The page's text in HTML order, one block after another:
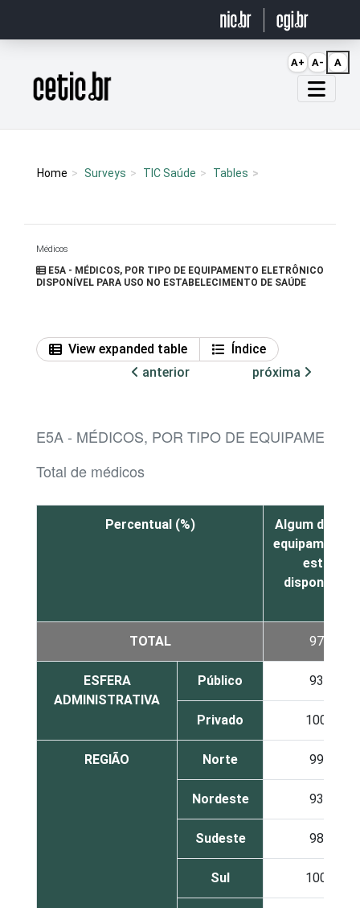
Página inicial
Home Surveys TIC Saúde Tables
Médicos
E5A - MÉDICOS, POR TIPO DE EQUIPAMENTO ELETRÔNICO
DISPONÍVEL PARA USO NO ESTABELECIMENTO DE SAÚDE
View expanded table
Índice
anterior
próxima
E5A - MÉDICOS, POR TIPO DE
Total de médicos
Percentual (%)
Algum destes
equipamentos
está
disponível¹
TOTAL 97
ESFERA
ADMINISTRATIVA
Público 93
Privado 100
REGIÃO Norte 99
Nordeste 93
Sudeste 98
Sul 100
A+ A- A